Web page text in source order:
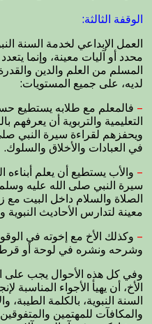
الوقفة الثالثة:
العمل الإبداعي لخدمة السنة
محدد أو آليات معينة، وإنما
المسلم من العلم والدين
لديه، على جميع المستويات:
– فالمعلم مع طلابه يستطيع
التعليمية والتربوية أن يعرفهم
ويحفزهم لقراءة سيرة النبي
في العبادات والأخلاق والسلوك.
– والأب يستطيع أن يعلم
سيرة النبي صلى الله عليه
الصلاة والسلام داخل البيت
معينة لتدارس الأحاديث النبوية
– وكذلك الأخ مع إخوته في
وشرحه ونشره في لوحة أو
وفي كل هذه الأحوال يجب على
الأخ، أن يهيأ الأجواء المناسبة
السنة النبوية، بالكلمة الطيبة،
والمكافآت للمهتمين والمتفوقين،